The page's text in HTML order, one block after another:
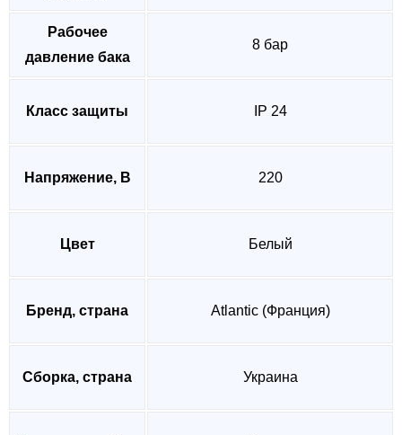
Рабочее
давление бака
8 бар
Класс защиты IP 24
Напряжение, В 220
Цвет Белый
Бренд, страна Atlantic (Франция)
Сборка, страна Украина